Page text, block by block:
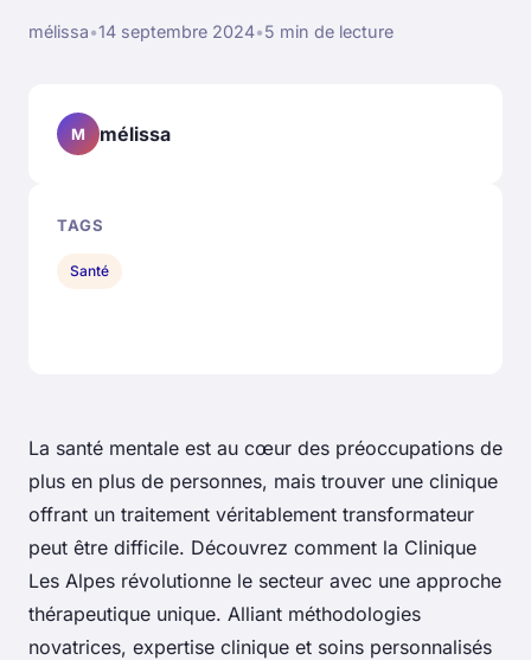
mélissa•14 septembre 2024•5 min de lecture
La santé mentale est au cœur des préoccupations de
plus en plus de personnes, mais trouver une clinique
offrant un traitement véritablement transformateur
peut être difficile. Découvrez comment la Clinique
Les Alpes révolutionne le secteur avec une approche
thérapeutique unique. Alliant méthodologies
novatrices, expertise clinique et soins personnalisés
M mélissa
TAGS
Santé